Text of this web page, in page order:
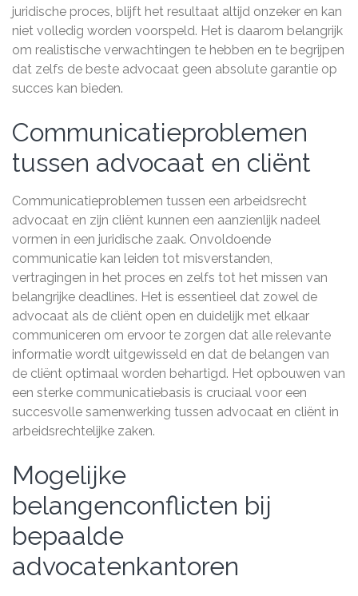
juridische proces, blijft het resultaat altijd onzeker en kan
niet volledig worden voorspeld. Het is daarom belangrijk
om realistische verwachtingen te hebben en te begrijpen
dat zelfs de beste advocaat geen absolute garantie op
succes kan bieden.
Communicatieproblemen
tussen advocaat en cliënt
Communicatieproblemen tussen een arbeidsrecht
advocaat en zijn cliënt kunnen een aanzienlijk nadeel
vormen in een juridische zaak. Onvoldoende
communicatie kan leiden tot misverstanden,
vertragingen in het proces en zelfs tot het missen van
belangrijke deadlines. Het is essentieel dat zowel de
advocaat als de cliënt open en duidelijk met elkaar
communiceren om ervoor te zorgen dat alle relevante
informatie wordt uitgewisseld en dat de belangen van
de cliënt optimaal worden behartigd. Het opbouwen van
een sterke communicatiebasis is cruciaal voor een
succesvolle samenwerking tussen advocaat en cliënt in
arbeidsrechtelijke zaken.
Mogelijke
belangenconflicten bij
bepaalde
advocatenkantoren